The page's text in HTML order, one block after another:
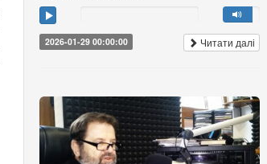
2026-01-29 00:00:00 Читати далі